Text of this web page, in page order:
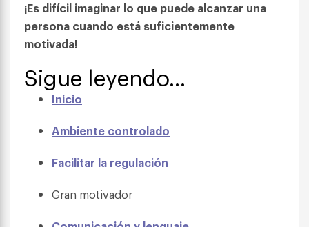
¡Es difícil imaginar lo que puede alcanzar una
persona cuando está suficientemente
motivada!
Sigue leyendo…
Inicio
Ambiente controlado
Facilitar la regulación
Gran motivador